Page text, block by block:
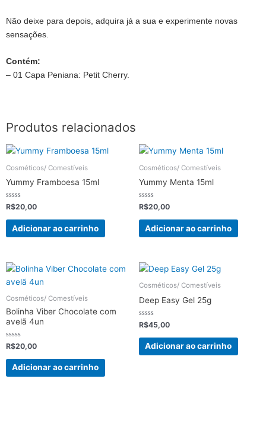
Não deixe para depois, adquira já a sua e experimente novas
sensações.
Contém:
– 01 Capa Peniana: Petit Cherry.
Produtos relacionados
Cosméticos/ Comestíveis
Yummy Framboesa 15ml
Avaliação
0
de
R$20,00
Adicionar ao carrinho
Cosméticos/ Comestíveis
Yummy Menta 15ml
Avaliação
0
de
R$20,00
Adicionar ao carrinho
Cosméticos/ Comestíveis
Bolinha Viber Chocolate com
avelã 4un
Avaliação
0
de
R$20,00
Adicionar ao carrinho
Cosméticos/ Comestíveis
Deep Easy Gel 25g
Avaliação
0
de
R$45,00
Adicionar ao carrinho